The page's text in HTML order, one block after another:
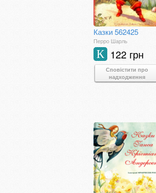
Казки 562425
Перро Шарль
122 грн
К
Сповістити про
надходження